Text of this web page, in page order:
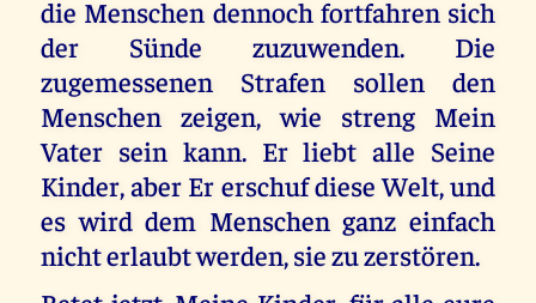
die Menschen dennoch fortfahren sich
der Sünde zuzuwenden. Die
zugemessenen Strafen sollen den
Menschen zeigen, wie streng Mein
Vater sein kann. Er liebt alle Seine
Kinder, aber Er erschuf diese Welt, und
es wird dem Menschen ganz einfach
nicht erlaubt werden, sie zu zerstören.